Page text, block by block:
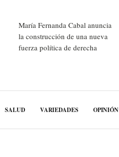
María Fernanda Cabal anuncia
la construcción de una nueva
fuerza política de derecha
SALUD VARIEDADES OPINIÓN